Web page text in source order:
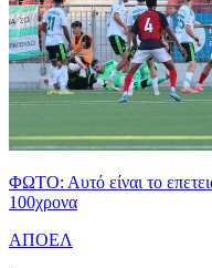
ΦΩΤΟ: Αυτό είναι το
100χρονα
ΑΠΟΕΛ